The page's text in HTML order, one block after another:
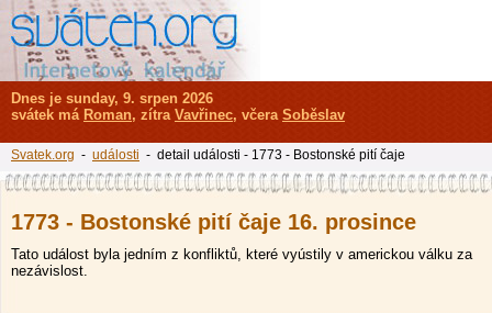
1773 - Bostonské pití čaje 16. prosince
Tato událost byla jedním z konfliktů, které vyústily v americkou válku za
nezávislost.
Dnes je sunday, 9. srpen 2026
svátek má Roman, zítra Vavřinec, včera Soběslav
Svatek.org - události - detail události - 1773 - Bostonské pití čaje